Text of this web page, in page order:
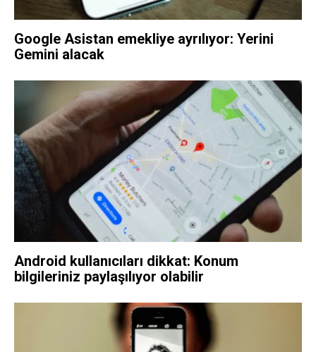
Google Asistan emekliye ayrılıyor: Yerini
Gemini alacak
Android kullanıcıları dikkat: Konum
bilgileriniz paylaşılıyor olabilir